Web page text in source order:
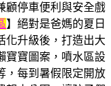
顧停車便利與安全戲
】絕對是爸媽的夏日
化升級後，打造出大
寶寶圖案，噴水區設
，每到暑假限定開放